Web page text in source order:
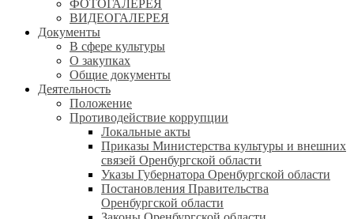
ФОТОГАЛЕРЕЯ
ВИДЕОГАЛЕРЕЯ
Документы
В сфере культуры
О закупках
Общие документы
Деятельность
Положение
Противодействие коррупции
Локальные акты
Приказы Министерства культуры и внешних
связей Оренбургской области
Указы Губернатора Оренбургской области
Постановления Правительства
Оренбургской области